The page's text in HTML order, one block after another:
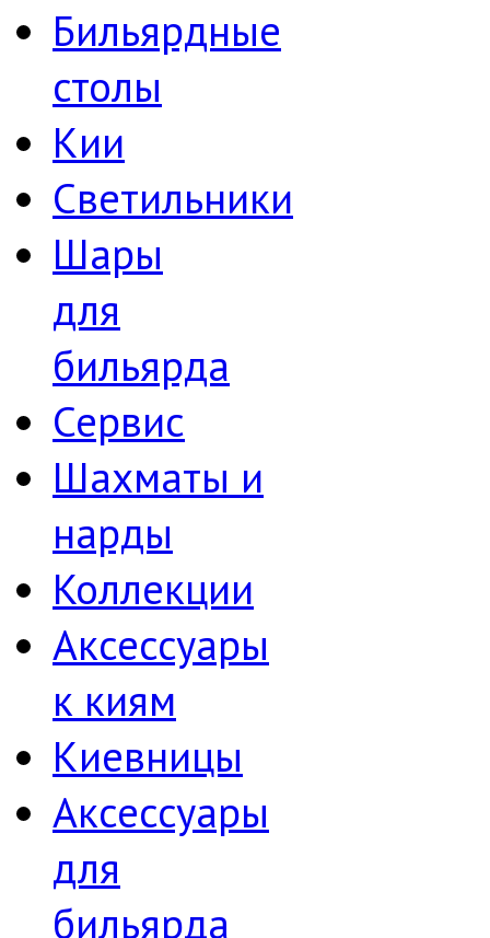
Бильярдные
столы
Кии
Светильники
Шары
для
бильярда
Сервис
Шахматы и
нарды
Коллекции
Аксессуары
к киям
Киевницы
Аксессуары
для
бильярда